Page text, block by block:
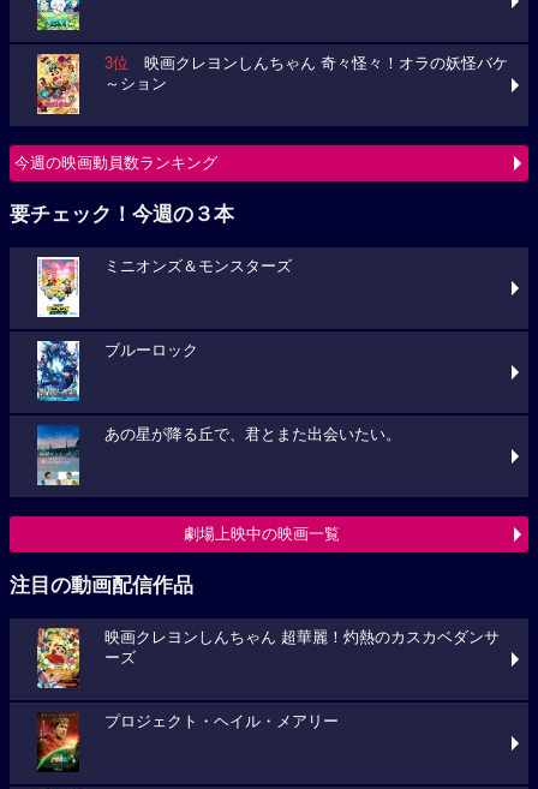
3位 映画クレヨンしんちゃん 奇々怪々！オラの妖怪バケ
～ション
今週の映画動員数ランキング
要チェック！今週の３本
ミニオンズ＆モンスターズ
ブルーロック
あの星が降る丘で、君とまた出会いたい。
劇場上映中の映画一覧
注目の動画配信作品
映画クレヨンしんちゃん 超華麗！灼熱のカスカベダンサ
ーズ
プロジェクト・ヘイル・メアリー